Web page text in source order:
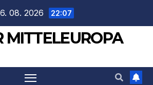
08. 2026 22:07
MITTELEUROPA